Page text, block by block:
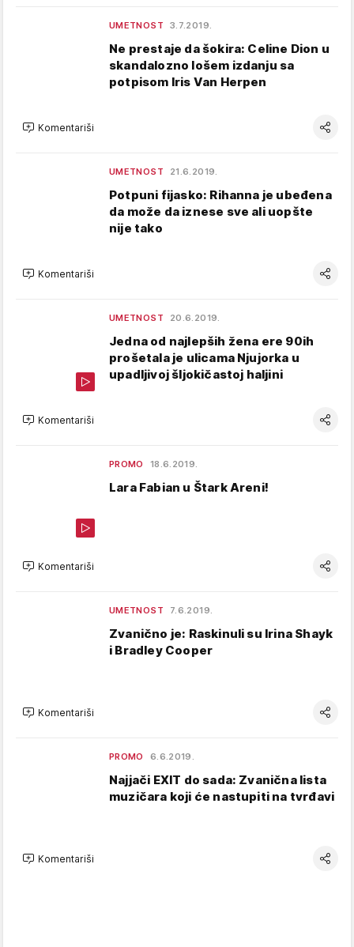
UMETNOST 3.7.2019.
Ne prestaje da šokira: Celine Dion u
skandalozno lošem izdanju sa
potpisom Iris Van Herpen
Komentariši
UMETNOST 21.6.2019.
Potpuni fijasko: Rihanna je ubeđena
da može da iznese sve ali uopšte
nije tako
Komentariši
UMETNOST 20.6.2019.
Jedna od najlepših žena ere 90ih
prošetala je ulicama Njujorka u
upadljivoj šljokičastoj haljini
Komentariši
PROMO 18.6.2019.
Lara Fabian u Štark Areni!
Komentariši
UMETNOST 7.6.2019.
Zvanično je: Raskinuli su Irina Shayk
i Bradley Cooper
Komentariši
PROMO 6.6.2019.
Najjači EXIT do sada: Zvanična lista
muzičara koji će nastupiti na tvrđavi
Komentariši